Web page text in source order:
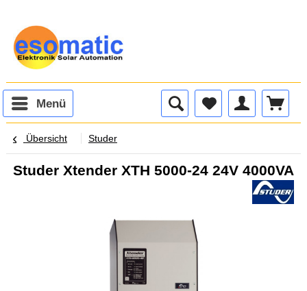
Menü
Übersicht Studer
Studer Xtender XTH 5000-24 24V 4000VA